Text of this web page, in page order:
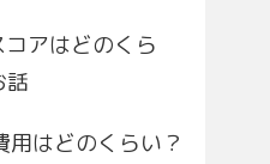
アはどのくら
話
用はどのくらい？